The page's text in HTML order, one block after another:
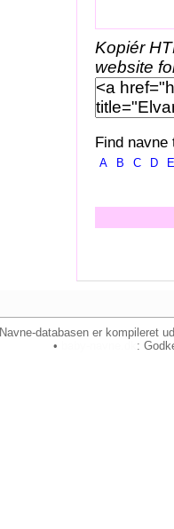
Kopiér
website
Find navne
A B C D E
Navne-databasen er kompileret
•
: